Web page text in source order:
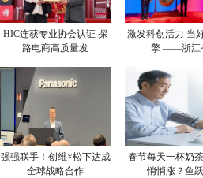
HIC连获专业协会认证 探
路电商高质量发
激发科创活力 当
擎 ——浙江
强强联手！创维×松下达成
全球战略合作
春节每天一杯奶
悄悄涨？鱼